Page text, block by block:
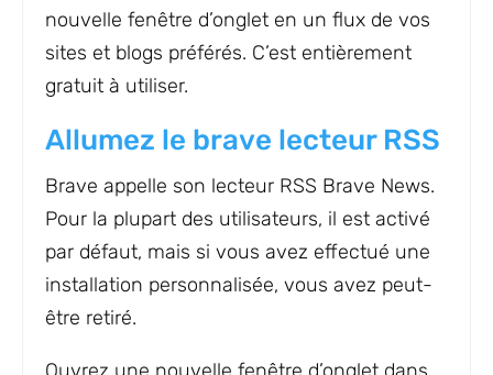
nouvelle fenêtre d’onglet en un flux de vos
sites et blogs préférés. C’est entièrement
gratuit à utiliser.
Allumez le brave lecteur RSS
Brave appelle son lecteur RSS Brave News.
Pour la plupart des utilisateurs, il est activé
par défaut, mais si vous avez effectué une
installation personnalisée, vous avez peut-
être retiré.